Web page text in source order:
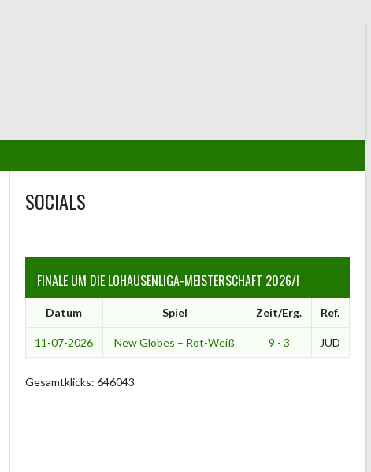
SOCIALS
FINALE UM DIE LOHAUSENLIGA-MEISTERSCHAFT 2026/I
Datum Spiel Zeit/Erg. Ref.
11-07-2026 New Globes – Rot-Weiß 9 - 3 JUD
Gesamtklicks: 646043